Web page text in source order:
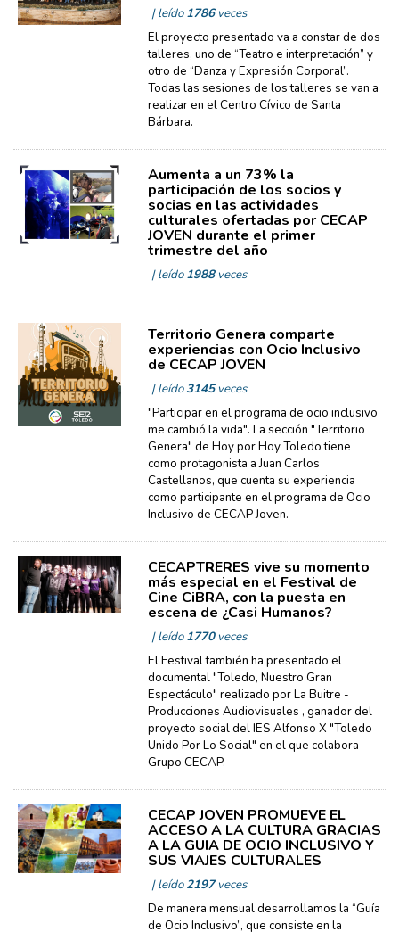
| leído1786veces
El proyecto presentado va a constar de dos
talleres, uno de “Teatro e interpretación” y
otro de “Danza y Expresión Corporal”.
Todas las sesiones de los talleres se van a
realizar en el Centro Cívico de Santa
Bárbara.
Aumenta a un 73% la
participación de los socios y
socias en las actividades
culturales ofertadas por CECAP
JOVEN durante el primer
trimestre del año
| leído1988veces
Territorio Genera comparte
experiencias con Ocio Inclusivo
de CECAP JOVEN
| leído3145veces
"Participar en el programa de ocio inclusivo
me cambió la vida". La sección "Territorio
Genera" de Hoy por Hoy Toledo tiene
como protagonista a Juan Carlos
Castellanos, que cuenta su experiencia
como participante en el programa de Ocio
Inclusivo de CECAP Joven.
CECAPTRERES vive su momento
más especial en el Festival de
Cine CiBRA, con la puesta en
escena de ¿Casi Humanos?
| leído1770veces
El Festival también ha presentado el
documental "Toledo, Nuestro Gran
Espectáculo" realizado por La Buitre -
Producciones Audiovisuales , ganador del
proyecto social del IES Alfonso X "Toledo
Unido Por Lo Social" en el que colabora
Grupo CECAP.
CECAP JOVEN PROMUEVE EL
ACCESO A LA CULTURA GRACIAS
A LA GUIA DE OCIO INCLUSIVO Y
SUS VIAJES CULTURALES
| leído2197veces
De manera mensual desarrollamos la “Guía
de Ocio Inclusivo”, que consiste en la